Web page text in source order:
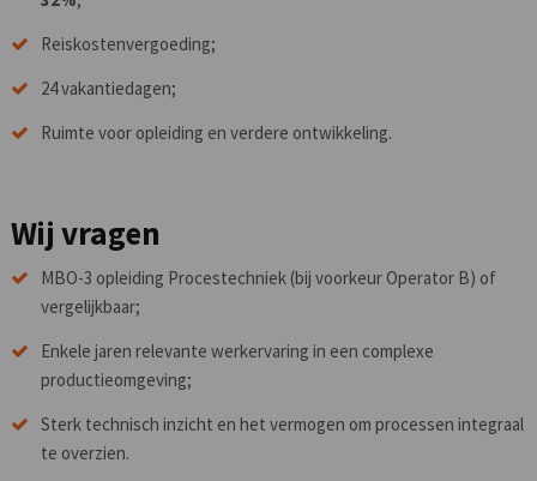
Reiskostenvergoeding;
24 vakantiedagen;
Ruimte voor opleiding en verdere ontwikkeling.
Wij vragen
MBO-3 opleiding Procestechniek (bij voorkeur Operator B) of
vergelijkbaar;
Enkele jaren relevante werkervaring in een complexe
productieomgeving;
Sterk technisch inzicht en het vermogen om processen integraal
te overzien.